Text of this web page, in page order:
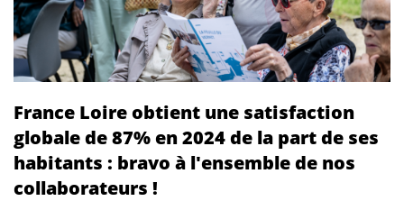
France Loire obtient une satisfaction
globale de 87% en 2024 de la part de ses
habitants : bravo à l'ensemble de nos
collaborateurs !